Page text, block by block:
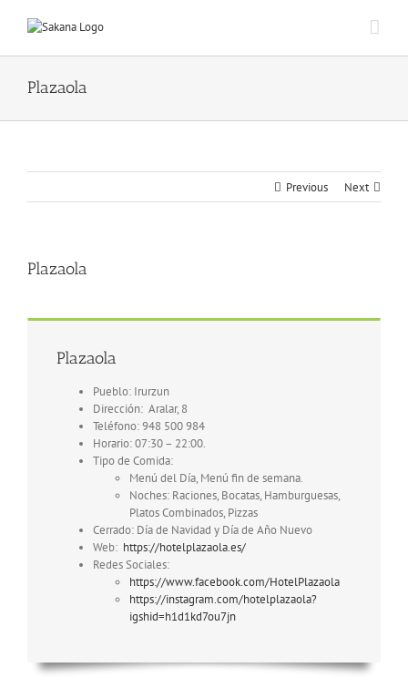
Plazaola
Previous Next
Plazaola
Plazaola
Pueblo: Irurzun
Dirección: Aralar, 8
Teléfono: 948 500 984
Horario: 07:30 – 22:00.
Tipo de Comida:
Menú del Día, Menú fin de semana.
Noches: Raciones, Bocatas, Hamburguesas,
Platos Combinados, Pizzas
Cerrado: Día de Navidad y Día de Año Nuevo
Web: https://hotelplazaola.es/
Redes Sociales:
https://www.facebook.com/HotelPlazaola
https://instagram.com/hotelplazaola?
igshid=h1d1kd7ou7jn